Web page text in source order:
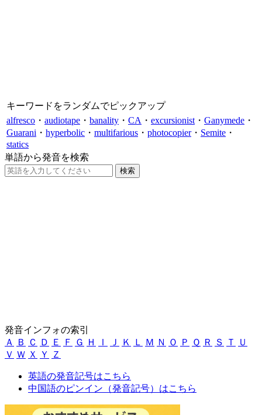
キーワードをランダムでピックアップ
alfresco ・ audiotape ・ banality ・ CA ・ excursionist ・ Ganymede ・
Guarani ・ hyperbolic ・ multifarious ・ photocopier・ Semite ・
statics
単語から発音を検索
発音インフォの索引
Ａ
Ｂ Ｃ Ｄ Ｅ Ｆ Ｇ Ｈ Ｉ Ｊ Ｋ Ｌ Ｍ Ｎ Ｏ Ｐ Ｑ Ｒ Ｓ Ｔ
Ｕ
Ｖ Ｗ Ｘ Ｙ Ｚ
英語の発音記号はこちら
中国語のピンイン（発音記号）はこちら